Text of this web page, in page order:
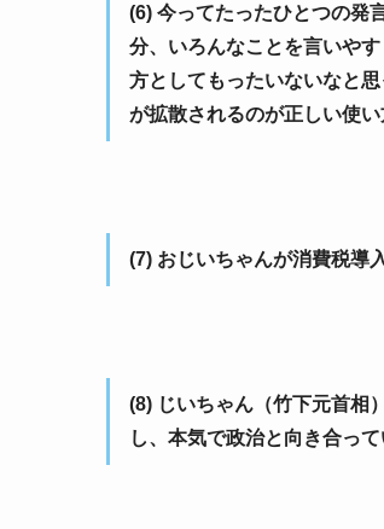
(6) 今ってたったひとつの発
分、いろんなことを言いや
方としてもったいないなと
が拡散されるのが正しい使い
(7) おじいちゃんが消費税導
(8) じいちゃん（竹下元首相
し、本気で政治と向き合っ